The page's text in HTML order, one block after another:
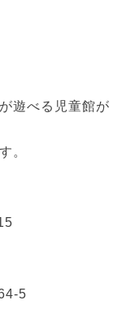
遊べる児童館が
。
5